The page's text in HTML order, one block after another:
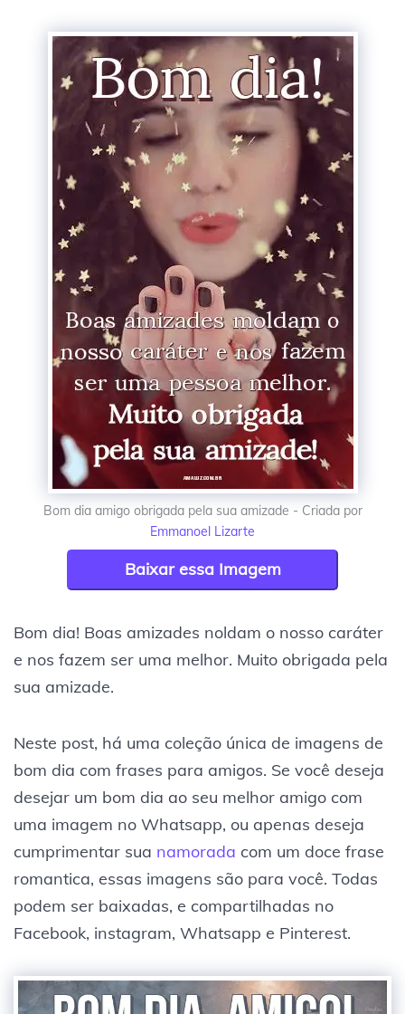
Bom dia amigo obrigada pela sua amizade - Criada por
Emmanoel Lizarte
Baixar essa Imagem
Bom dia! Boas amizades noldam o nosso caráter
e nos fazem ser uma melhor. Muito obrigada pela
sua amizade.
Neste post, há uma coleção única de imagens de
bom dia com frases para amigos. Se você deseja
desejar um bom dia ao seu melhor amigo com
uma imagem no Whatsapp, ou apenas deseja
cumprimentar sua namorada com um doce frase
romantica, essas imagens são para você. Todas
podem ser baixadas, e compartilhadas no
Facebook, instagram, Whatsapp e Pinterest.